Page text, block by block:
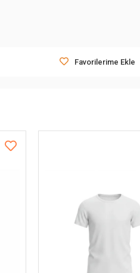
Favorilerime Ekle